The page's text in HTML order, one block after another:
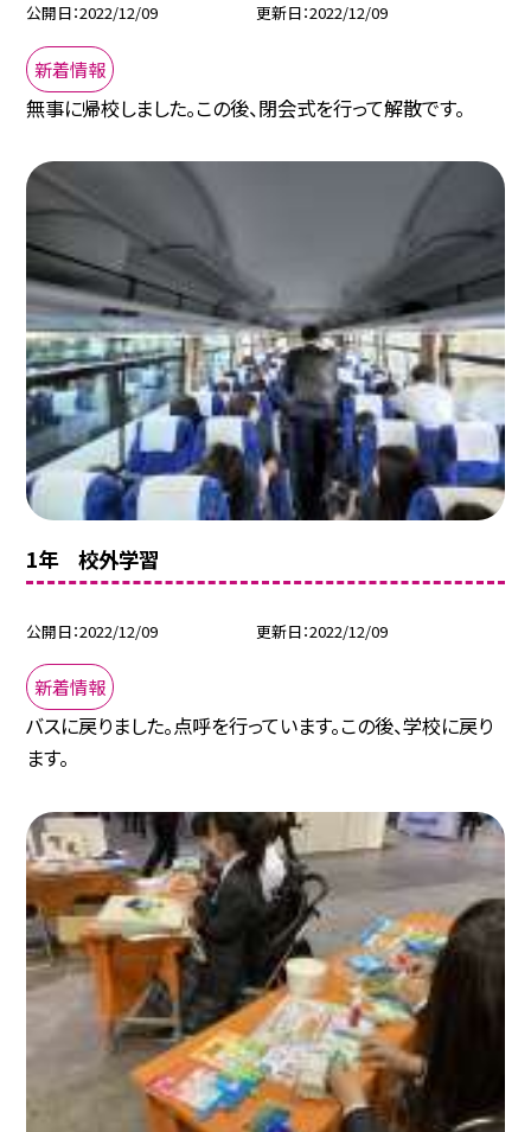
公開日 2022/12/09 更新日 2022/12/09
新着情報
無事に帰校しました。この後、閉会式を行って解散です。
1年 校外学習
公開日 2022/12/09 更新日 2022/12/09
新着情報
バスに戻りました。点呼を行っています。この後、学校に戻り
ます。